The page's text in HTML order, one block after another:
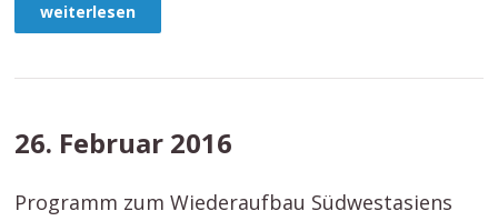
weiterlesen
26. Februar 2016
Programm zum Wiederaufbau Südwestasiens